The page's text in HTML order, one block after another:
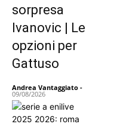
sorpresa
Ivanovic | Le
opzioni per
Gattuso
Andrea Vantaggiato -
09/08/2026